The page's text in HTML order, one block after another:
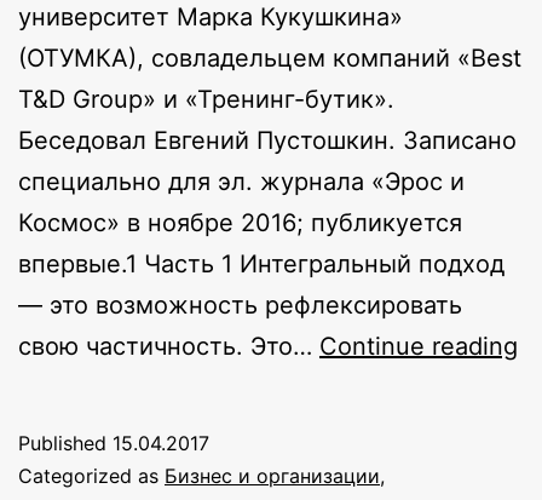
университет Марка Кукушкина»
(ОТУМКА), совладельцем компаний «Best
T&D Group» и «Тренинг-бутик».
Беседовал Евгений Пустошкин. Записано
специально для эл. журнала «Эрос и
Космос» в ноябре 2016; публикуется
впервые.1 Часть 1 Интегральный подход
— это возможность рефлексировать
свою частичность. Это… Continue reading
Published 15.04.2017
Categorized as Бизнес и организации,